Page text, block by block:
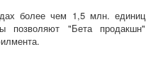
более чем 1,5 млн. единиц
позволяют "Бета продакшн"